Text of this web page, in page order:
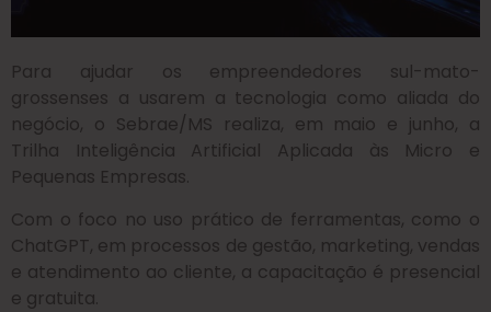
Para ajudar os empreendedores sul-mato-
grossenses a usarem a tecnologia como aliada do
negócio, o Sebrae/MS realiza, em maio e junho, a
Trilha Inteligência Artificial Aplicada às Micro e
Pequenas Empresas.
Com o foco no uso prático de ferramentas, como o
ChatGPT, em processos de gestão, marketing, vendas
e atendimento ao cliente, a capacitação é presencial
e gratuita.